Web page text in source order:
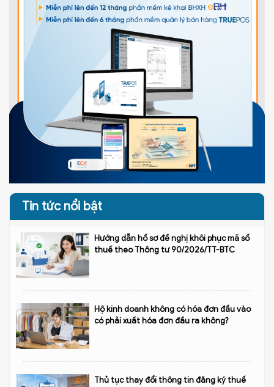
Tin tức nổi bật
Hướng dẫn hồ sơ đề nghị khôi phục mã số
thuế theo Thông tư 90/2026/TT-BTC
Hộ kinh doanh không có hóa đơn đầu vào
có phải xuất hóa đơn đầu ra không?
Thủ tục thay đổi thông tin đăng ký thuế